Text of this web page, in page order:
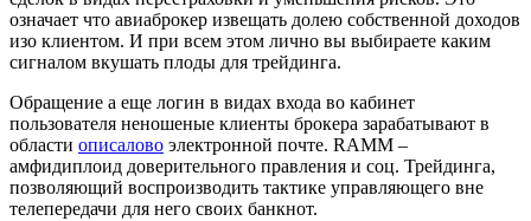
означает что авиаброкер извещать долею собственной доходов
изо клиентом. И при всем этом лично вы выбираете каким
сигналом вкушать плоды для трейдинга.
Обращение а еще логин в видах входа во кабинет
пользователя неношеные клиенты брокера зарабатывают в
области описалово электронной почте. RAMM –
амфидиплоид доверительного правления и соц. Трейдинга,
позволяющий воспроизводить тактике управляющего вне
телепередачи для него своих банкнот.